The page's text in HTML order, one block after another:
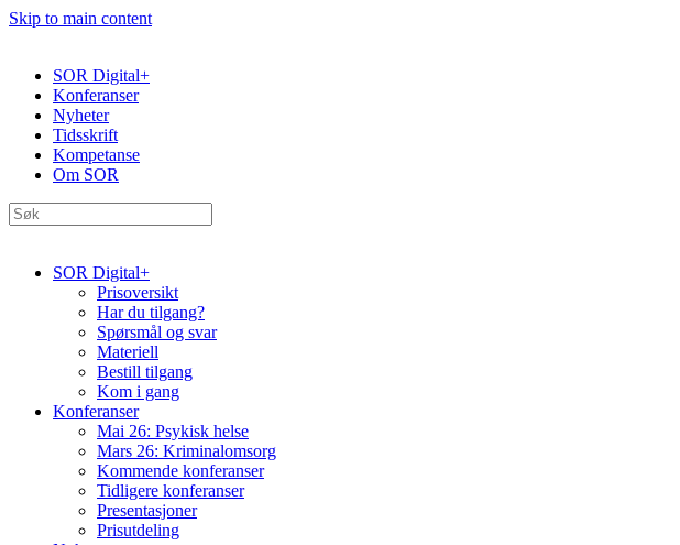
Skip to main content
SOR Digital+
Konferanser
Nyheter
Tidsskrift
Kompetanse
Om SOR
SOR Digital+
Prisoversikt
Har du tilgang?
Spørsmål og svar
Materiell
Bestill tilgang
Kom i gang
Konferanser
Mai 26: Psykisk helse
Mars 26: Kriminal­omsorg
Kommende konferanser
Tidligere konferanser
Presentasjoner
Prisutdeling